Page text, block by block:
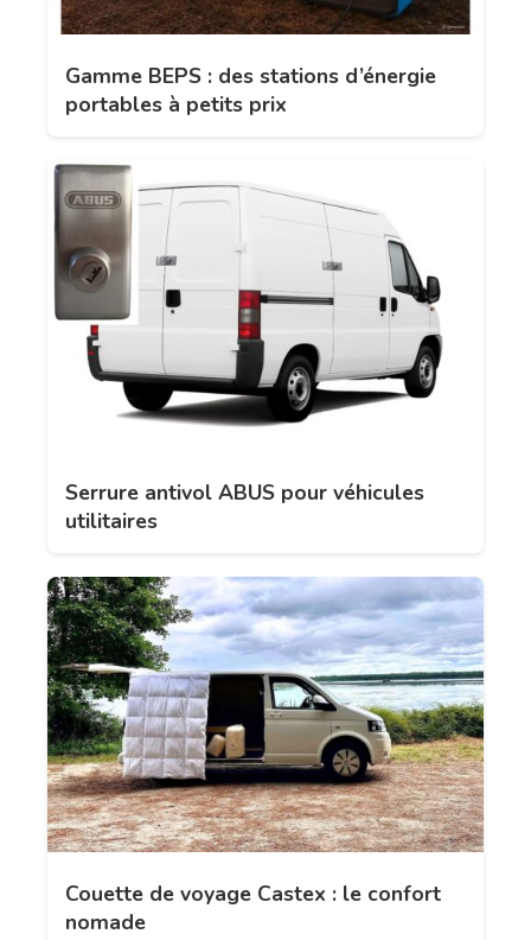
Gamme BEPS : des stations d’énergie
portables à petits prix
Serrure antivol ABUS pour véhicules
utilitaires
Couette de voyage Castex : le confort
nomade